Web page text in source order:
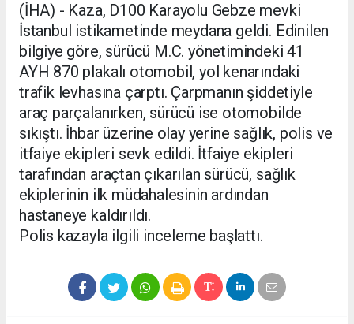
(İHA) - Kaza, D100 Karayolu Gebze mevki
İstanbul istikametinde meydana geldi. Edinilen
bilgiye göre, sürücü M.C. yönetimindeki 41
AYH 870 plakalı otomobil, yol kenarındaki
trafik levhasına çarptı. Çarpmanın şiddetiyle
araç parçalanırken, sürücü ise otomobilde
sıkıştı. İhbar üzerine olay yerine sağlık, polis ve
itfaiye ekipleri sevk edildi. İtfaiye ekipleri
tarafından araçtan çıkarılan sürücü, sağlık
ekiplerinin ilk müdahalesinin ardından
hastaneye kaldırıldı.
Polis kazayla ilgili inceleme başlattı.